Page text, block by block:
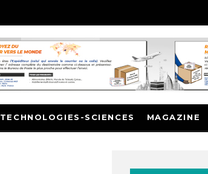
TECHNOLOGIES-SCIENCES MAGAZINE